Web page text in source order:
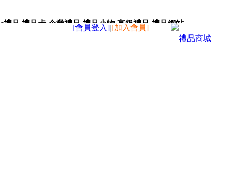
,禮品卡,企業禮品,禮品小物,高級禮品,禮品網站。
禮品商城
[會員登入]|[加入會員]